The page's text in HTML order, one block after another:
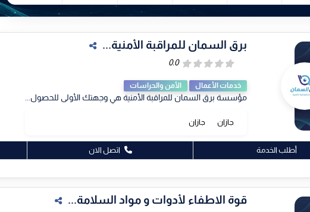
برق السمان للمراقبة الأمنية...
خدمات الأعمال الأمن والحراسات
مؤسسة برق السمان للمراقبة الأمنية هي وجهتك الأولى للحصول...
جازان جازان
اتصل الان أطلب الخدمة
قوة الاطفاء لأدوات و مواد السلامة...